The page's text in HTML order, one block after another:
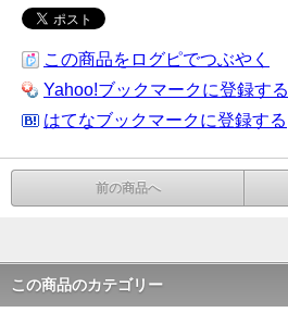
この商品をログピでつぶやく
Yahoo!ブックマークに登録する
はてなブックマークに登録する
前の商品へ
この商品のカテゴリー